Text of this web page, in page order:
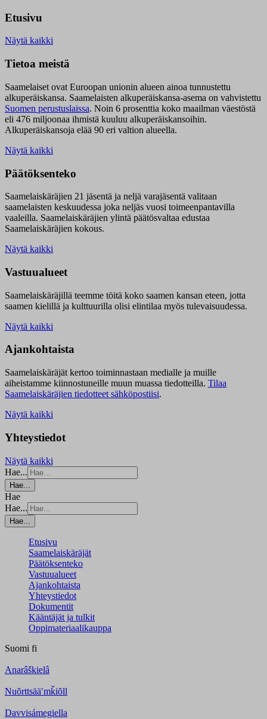
Etusivu
Näytä kaikki
Tietoa meistä
Saamelaiset ovat Euroopan unionin alueen ainoa tunnustettu
alkuperäiskansa. Saamelaisten alkuperäiskansa-asema on vahvistettu
Suomen perustuslaissa. Noin 6 prosenttia koko maailman väestöstä
eli 476 miljoonaa ihmistä kuuluu alkuperäiskansoihin.
Alkuperäiskansoja elää 90 eri valtion alueella.
Näytä kaikki
Päätöksenteko
Saamelaiskäräjien 21 jäsentä ja neljä varajäsentä valitaan
saamelaisten keskuudessa joka neljäs vuosi toimeenpantavilla
vaaleilla. Saamelaiskäräjien ylintä päätösvaltaa edustaa
Saamelaiskäräjien kokous.
Näytä kaikki
Vastuualueet
Saamelaiskäräjillä teemme töitä koko saamen kansan eteen, jotta
saamen kielillä ja kulttuurilla olisi elintilaa myös tulevaisuudessa.
Näytä kaikki
Ajankohtaista
Saamelaiskäräjät kertoo toiminnastaan medialle ja muille
aiheistamme kiinnostuneille muun muassa tiedotteilla. Tilaa
Saamelaiskäräjien tiedotteet sähköpostiisi.
Näytä kaikki
Yhteystiedot
Näytä kaikki
Hae...
Hae...
Hae
Hae...
Hae...
Etusivu
Saamelaiskäräjät
Päätöksenteko
Vastuualueet
Ajankohtaista
Yhteystiedot
Dokumentit
Kääntäjät ja tulkit
Oppimateriaalikauppa
Suomi fi
Anarâškielâ
Nuõrttsääʹmǩiõll
Davvisámegiella